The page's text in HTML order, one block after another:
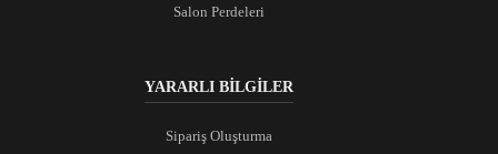
Salon Perdeleri
YARARLI BİLGİLER
Sipariş Oluşturma